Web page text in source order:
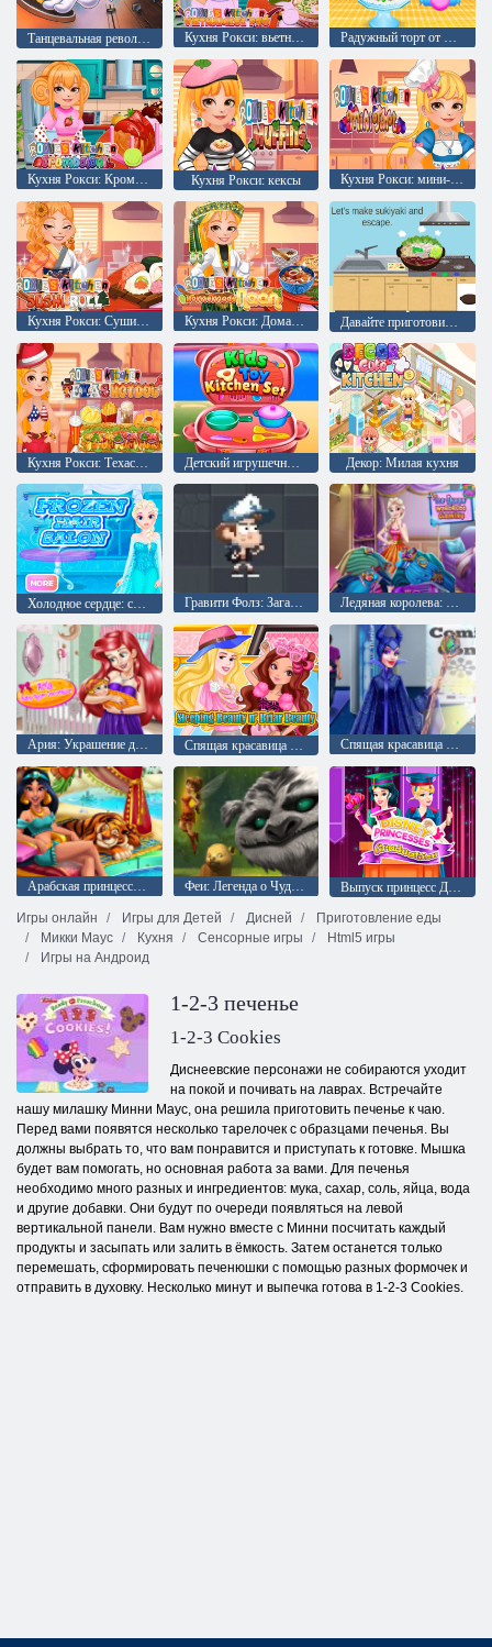
Танцевальная революция: Дисней Микс Кухня Рокси: вьетнамское фо Радужный торт от шеф-повара Фелисии
Кухня Рокси: Кромболони Кухня Рокси: кексы Кухня Рокси: мини-тарт
Кухня Рокси: Домашние лепешки наан Давайте приготовим сукияки и сбежим
Детский игрушечный кухонный набор Декор: Милая кухня
Холодное сердце: салон причесок Гравити Фолз: Загадочная Земля Ледяная королева: Уборка гардероба
Ария: Украшение детской комнаты Спящая красавица и Браер Бьюти Спящая красавица в костюме злодея
Феи: Легенда о Чудовище: Уход за животными
Выпуск принцесс Диснея
Игры онлайн
Игры для Детей Дисней
Приготовление еды
Микки Маус
Кухня Сенсорные игры
Html5 игры
Игры на Андроид
1-2-3 печенье
1-2-3 Cookies
Диснеевские персонажи не собираются уходит
на покой и почивать на лаврах. Встречайте
нашу милашку Минни Маус, она решила приготовить печенье к чаю.
Перед вами появятся несколько тарелочек с образцами печенья. Вы
должны выбрать то, что вам понравится и приступать к готовке. Мышка
будет вам помогать, но основная работа за вами. Для печенья
необходимо много разных и ингредиентов: мука, сахар, соль, яйца, вода
и другие добавки. Они будут по очереди появляться на левой
вертикальной панели. Вам нужно вместе с Минни посчитать каждый
продукты и засыпать или залить в ёмкость. Затем останется только
перемешать, сформировать печенюшки с помощью разных формочек и
отправить в духовку. Несколько минут и выпечка готова в 1-2-3 Cookies.